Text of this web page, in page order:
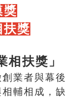
獎
扶獎
相扶獎」
創業者與幕後
輔相成，缺